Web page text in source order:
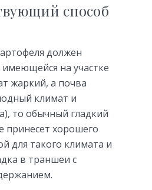
способ
должен
на участке
жаркий, а почва
климат и
то обычный гладкий
принесет хорошего
для такого климата и
в траншеи с